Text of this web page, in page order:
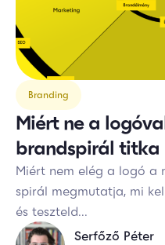
Branding
Miért ne a
brandspirál titka
Miért nem elég a logó a
spirál megmutatja, mi
és teszteld...
Serfőző Péter